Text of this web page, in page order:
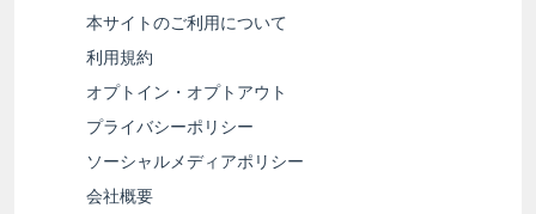
本サイトのご利用について
利用規約
オプトイン・オプトアウト
プライバシーポリシー
ソーシャルメディアポリシー
会社概要